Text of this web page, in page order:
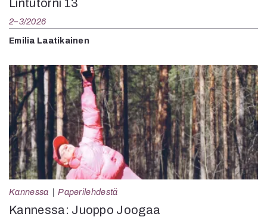
Lintutorni 13
2–3/2026
Emilia Laatikainen
Kannessa Paperilehdestä
Kannessa: Juoppo Joogaa